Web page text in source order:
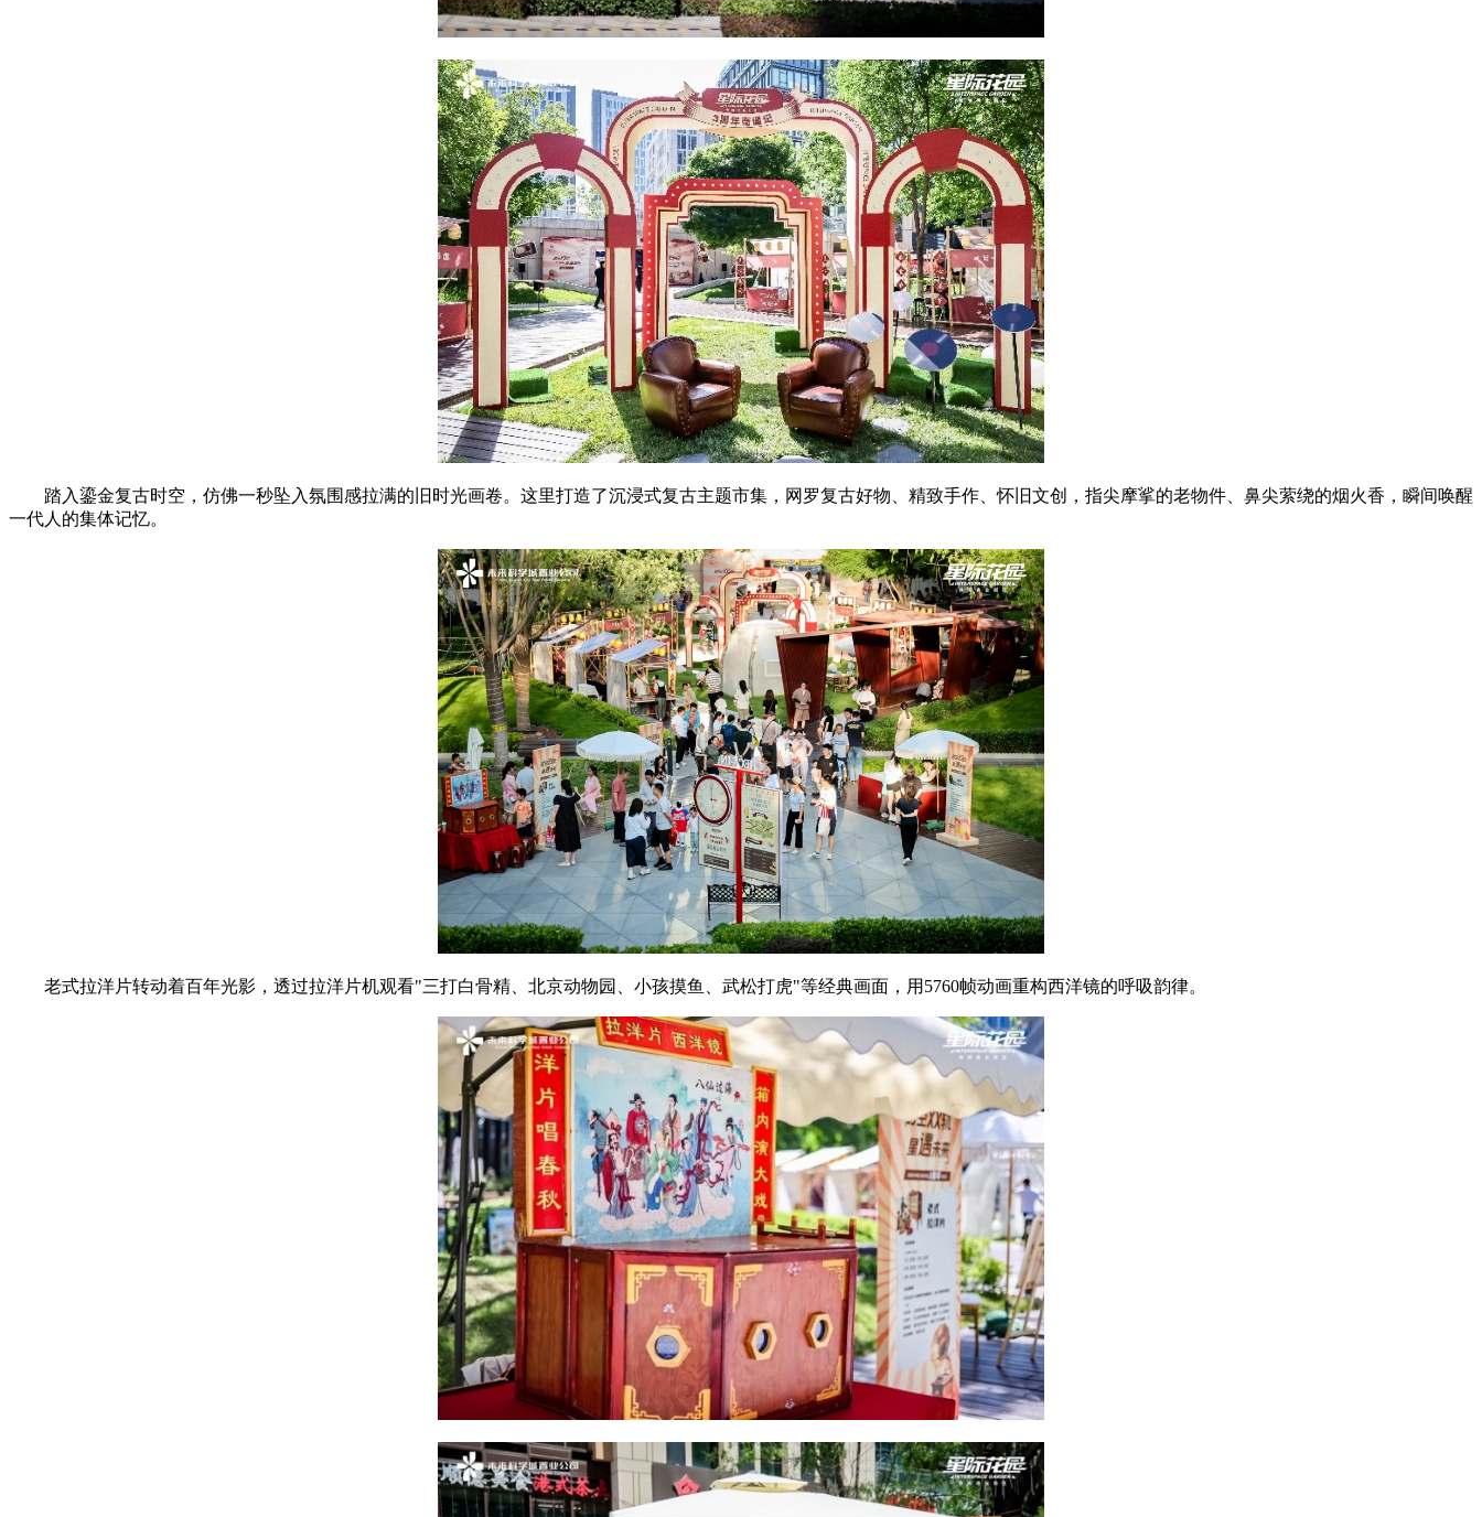
踏入鎏金复古时空，仿佛一秒坠入氛围感拉满的旧时光画卷。这里打造了沉浸式复古主题市集，网罗复古好物、精致手作、怀旧文创，指尖摩挲的老物件、鼻尖萦绕的烟火香，瞬间唤醒
一代人的集体记忆。
老式拉洋片转动着百年光影，透过拉洋片机观看"三打白骨精、北京动物园、小孩摸鱼、武松打虎"等经典画面，用5760帧动画重构西洋镜的呼吸韵律。